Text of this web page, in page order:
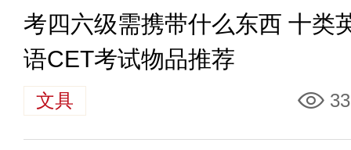
考四六级需携带什么东西 十类
语CET考试物品推荐
文具